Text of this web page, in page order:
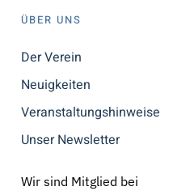
ÜBER UNS
Der Verein
Neuigkeiten
Veranstaltungshinweise
Unser Newsletter
Wir sind Mitglied bei